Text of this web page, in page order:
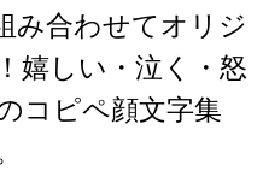
み合わせてオリジ
嬉しい・泣く・怒
コピペ顔文字集